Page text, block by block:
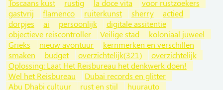
Toscaans kust
rustig la doce vita
voor rustzoekers
gastvrij
flamenco ruiterkunst sherry
actied
dorpjes
ai persoonlijk
digitale assitentie
objectieve reiscontroller
Veilige stad
koloniaal juweel
Grieks
nieuw avontuur
kernmerken en verschillen
smaken
budget overzichtelijk(321)
overzichtelijk
Oplossing: Laat Het Reisbureau het denkwerk doen!
Wel het Reisbureau
Dubai records en glitter
Abu Dhabi cultuur
rust en stijl
huurauto